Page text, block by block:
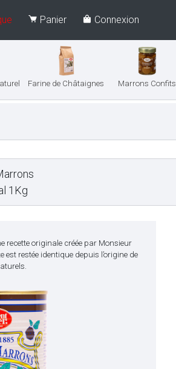
Panier Connexion
Farine de Châtaignes Marrons Confits
1Kg
recette originale créée par Monsieur
est restée identique depuis l’origine de